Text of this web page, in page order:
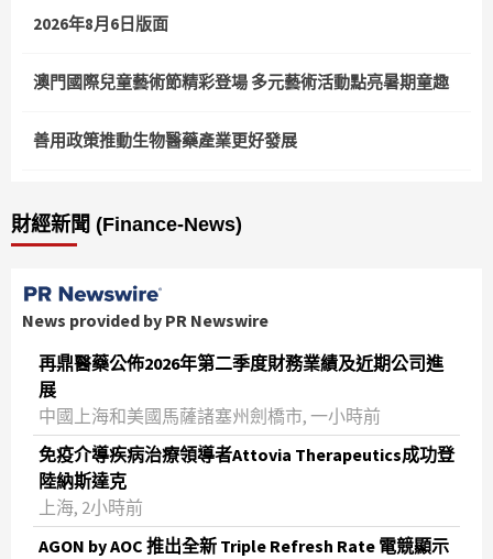
2026年8月6日版面
澳門國際兒童藝術節精彩登場 多元藝術活動點亮暑期童趣
善用政策推動生物醫藥產業更好發展
財經新聞 (Finance-News)
News provided by PR Newswire
再鼎醫藥公佈2026年第二季度財務業績及近期公司進
展
中國上海和美國馬薩諸塞州劍橋市, 一小時前
免疫介導疾病治療領導者Attovia Therapeutics成功登
陸納斯達克
上海, 2小時前
AGON by AOC 推出全新 Triple Refresh Rate 電競顯示